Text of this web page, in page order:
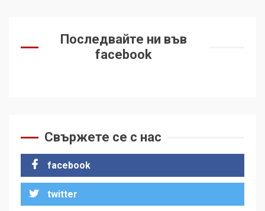
Последвайте ни във
facebook
Свържете се с нас
facebook
twitter